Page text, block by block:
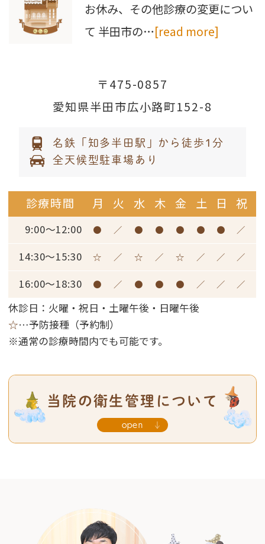
お休み、その他診療の変更につい
て 半田市の…[read more]
七夕イベントを行いました&…
[read more]
2026.7.6
8月6日(木)午前診療について 午前
診療終…[read more]
2026.7.1
〒475-0857
愛知県半田市広小路町152-8
名鉄「知多半田駅」から徒歩1分
全天候型駐車場あり
診療時間 月 火 水 木 金 土 日 祝
9:00～12:00 ● ／ ● ● ● ● ● ／
14:30～15:30 ☆ ／ ☆ ／ ☆ ／ ／ ／
16:00～18:30 ● ／ ● ● ● ／ ／ ／
休診日：火曜・祝日・土曜午後・日曜午後
☆…予防接種（予約制）
※通常の診療時間内でも可能です。
当院の衛生管理について